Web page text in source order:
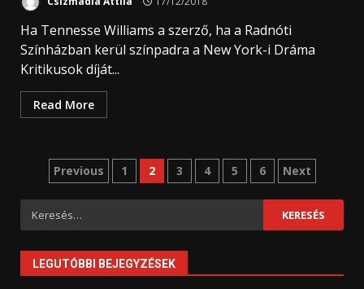
Ha Tennesse Williams a szerző, ha a Radnóti
Színházban kerül színpadra a New York-i Dráma
Kritikusok díját...
Read More
Bejegyzések
lapozása
Previous 1 2 3 4 5 6 Next
Keresés:
LEGUTÓBBI BEJEGYZÉSEK